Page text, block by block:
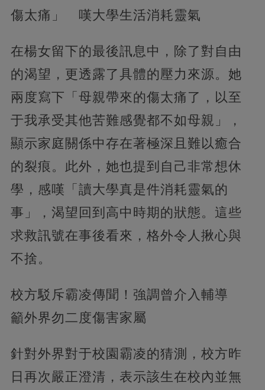
傷太痛」 嘆大學生活消耗靈氣
在楊女留下的最後訊息中，除了對自由
的渴望，更透露了具體的壓力來源。她
兩度寫下「母親帶來的傷太痛了，以至
于我承受其他苦難感覺都不如母親」，
顯示家庭關係中存在著極深且難以癒合
的裂痕。此外，她也提到自己非常想休
學，感嘆「讀大學真是件消耗靈氣的
事」，渴望回到高中時期的狀態。這些
求救訊號在事後看來，格外令人揪心與
不捨。
校方駁斥霸凌傳聞！強調曾介入輔導
籲外界勿二度傷害家屬
針對外界對于校園霸凌的猜測，校方昨
日再次嚴正澄清，表示該生在校內並無